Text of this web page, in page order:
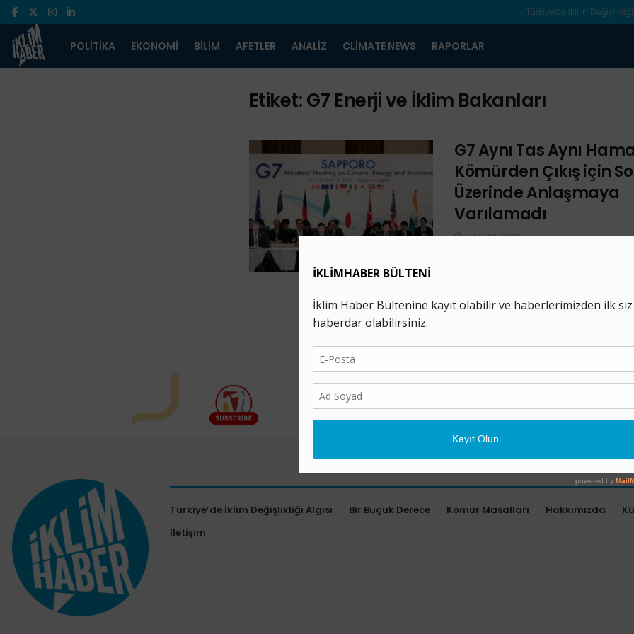
Türkiye’de İklim Değişlikliği
POLITIKA EKONOMI BILIM AFETLER ANALIZ CLIMATE NEWS RAPORLAR
Etiket:G7 Enerji ve İklim Bakanları
G7 Aynı Tas Aynı
Kömürden Çıkış için
Üzerinde Anlaşmaya
Varılamadı
17 NISAN 2023
için ise ...
Türkiye’de İklim Değişlikliği Algısı Bir Buçuk Derece Kömür Masalları Hakkımızda
İletişim